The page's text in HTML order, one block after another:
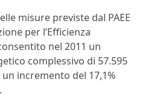
misure previste dal PAEE
per l’Efficienza
nel 2011 un
complessivo di 57.595
incremento del 17,1%